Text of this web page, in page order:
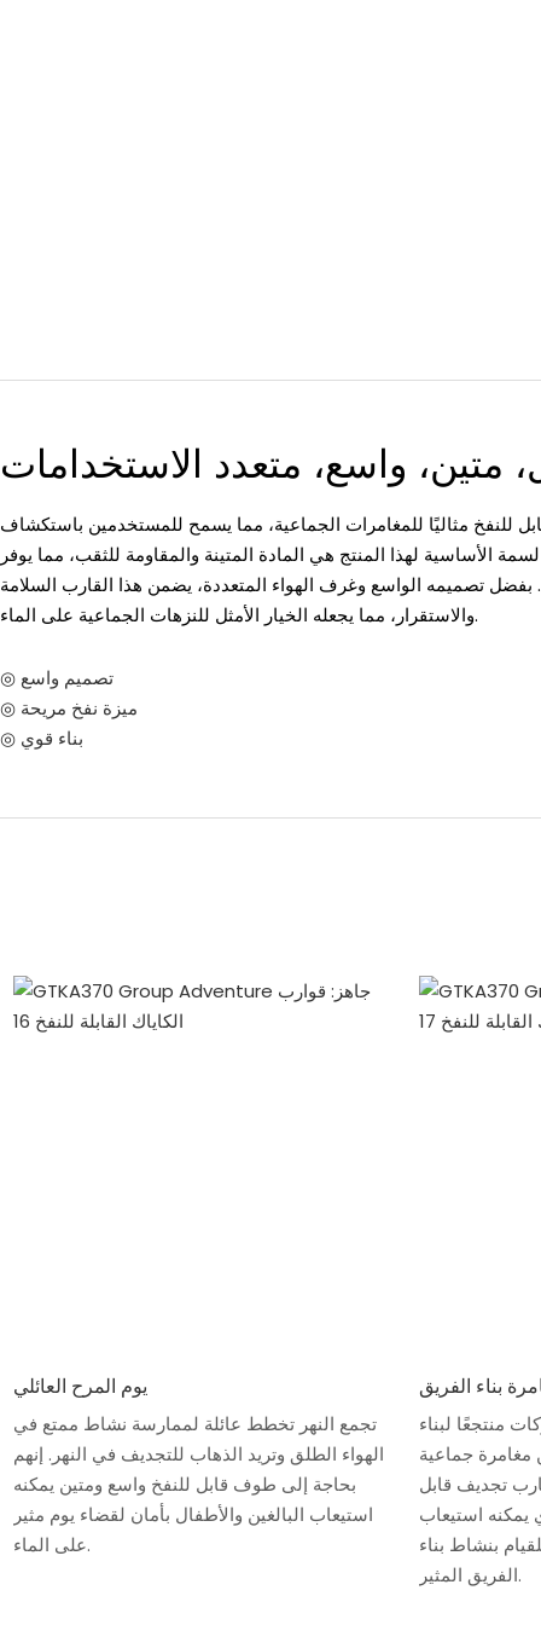
متين، واسع، متعدد الاستخدامات
للنفخ مثاليًا للمغامرات الجماعية، مما يسمح للمستخدمين باستكشاف
الأساسية لهذا المنتج هي المادة المتينة والمقاومة للثقب، مما يوفر
بفضل تصميمه الواسع وغرف الهواء المتعددة، يضمن هذا القارب السلامة
والاستقرار، مما يجعله الخيار الأمثل للنزهات الجماعية على الماء.
◎ تصميم واسع
◎ ميزة نفخ مريحة
◎ بناء قوي
يوم المرح العائلي
تجمع النهر تخطط عائلة لممارسة نشاط ممتع في
الهواء الطلق وتريد الذهاب للتجديف في النهر. إنهم
بحاجة إلى طوف قابل للنفخ واسع ومتين يمكنه
استيعاب البالغين والأطفال بأمان لقضاء يوم مثير
على الماء.
بناء الفريق
منتجعًا لبناء
جماعية
تجديف قابل
يمكنه استيعاب
بنشاط بناء
الفريق المثير.